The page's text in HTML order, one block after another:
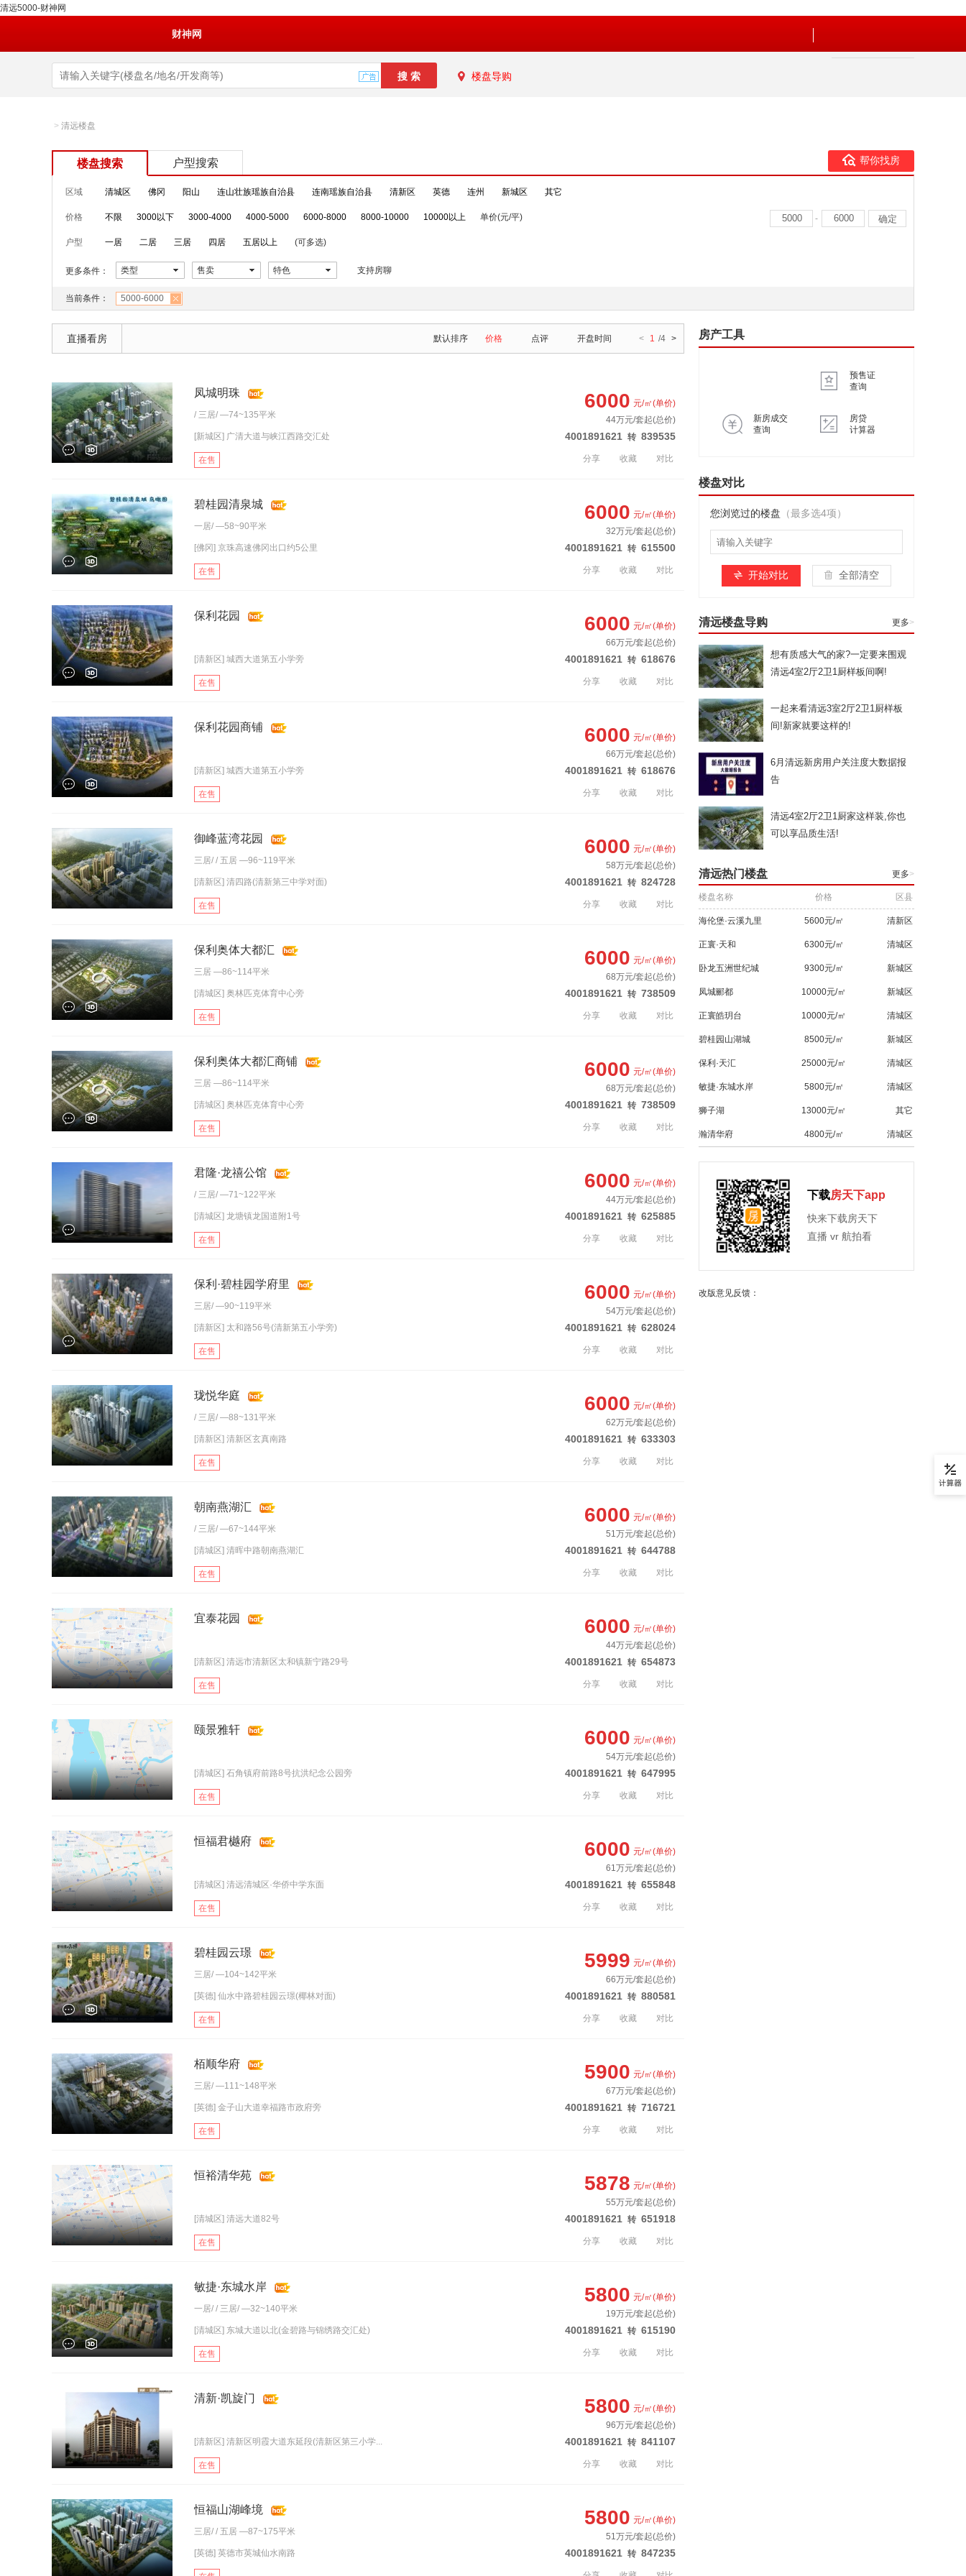
清远5000-财神网
财神网
楼盘导购
> 清远楼盘
楼盘搜索 户型搜索 帮你找房
区域 清城区 佛冈 阳山 连山壮族瑶族自治县 连南瑶族自治县 清新区 英德 连州 新城区 其它
价格 不限 3000以下 3000-4000 4000-5000 6000-8000 8000-10000 10000以上 单价(元/平) -
户型 一居 二居 三居 四居 五居以上 (可多选)
更多条件： 类型 售卖 特色 支持房聊
当前条件： 5000-6000
直播看房 默认排序 价格 点评 开盘时间 < 1 /4 >
凤城明珠
/ 三居/ —74~135平米
[新城区] 广清大道与峡江西路交汇处 4001891621 转 839535
在售
6000 元/㎡(单价)
44万元/套起(总价)
分享 收藏 对比
碧桂园清泉城
一居/ —58~90平米
[佛冈] 京珠高速佛冈出口约5公里 4001891621 转 615500
在售
6000 元/㎡(单价)
32万元/套起(总价)
分享 收藏 对比
保利花园
[清新区] 城西大道第五小学旁 4001891621 转 618676
在售
6000 元/㎡(单价)
66万元/套起(总价)
分享 收藏 对比
保利花园商铺
[清新区] 城西大道第五小学旁 4001891621 转 618676
在售
6000 元/㎡(单价)
66万元/套起(总价)
分享 收藏 对比
御峰蓝湾花园
三居/ / 五居 —96~119平米
[清新区] 清四路(清新第三中学对面) 4001891621 转 824728
在售
6000 元/㎡(单价)
58万元/套起(总价)
分享 收藏 对比
保利奥体大都汇
三居 —86~114平米
[清城区] 奥林匹克体育中心旁 4001891621 转 738509
在售
6000 元/㎡(单价)
68万元/套起(总价)
分享 收藏 对比
保利奥体大都汇商铺
三居 —86~114平米
[清城区] 奥林匹克体育中心旁 4001891621 转 738509
在售
6000 元/㎡(单价)
68万元/套起(总价)
分享 收藏 对比
君隆·龙禧公馆
/ 三居/ —71~122平米
[清城区] 龙塘镇龙国道附1号 4001891621 转 625885
在售
6000 元/㎡(单价)
44万元/套起(总价)
分享 收藏 对比
保利·碧桂园学府里
三居/ —90~119平米
[清新区] 太和路56号(清新第五小学旁) 4001891621 转 628024
在售
6000 元/㎡(单价)
54万元/套起(总价)
分享 收藏 对比
珑悦华庭
/ 三居/ —88~131平米
[清新区] 清新区玄真南路 4001891621 转 633303
在售
6000 元/㎡(单价)
62万元/套起(总价)
分享 收藏 对比
朝南燕湖汇
/ 三居/ —67~144平米
[清城区] 清晖中路朝南燕湖汇 4001891621 转 644788
在售
6000 元/㎡(单价)
51万元/套起(总价)
分享 收藏 对比
宜泰花园
[清新区] 清远市清新区太和镇新宁路29号 4001891621 转 654873
在售
6000 元/㎡(单价)
44万元/套起(总价)
分享 收藏 对比
颐景雅轩
[清城区] 石角镇府前路8号抗洪纪念公园旁 4001891621 转 647995
在售
6000 元/㎡(单价)
54万元/套起(总价)
分享 收藏 对比
恒福君樾府
[清城区] 清远清城区·华侨中学东面 4001891621 转 655848
在售
6000 元/㎡(单价)
61万元/套起(总价)
分享 收藏 对比
碧桂园云璟
三居/ —104~142平米
[英德] 仙水中路碧桂园云璟(椰林对面) 4001891621 转 880581
在售
5999 元/㎡(单价)
66万元/套起(总价)
分享 收藏 对比
栢顺华府
三居/ —111~148平米
[英德] 金子山大道幸福路市政府旁 4001891621 转 716721
在售
5900 元/㎡(单价)
67万元/套起(总价)
分享 收藏 对比
恒裕清华苑
[清城区] 清远大道82号 4001891621 转 651918
在售
5878 元/㎡(单价)
55万元/套起(总价)
分享 收藏 对比
敏捷·东城水岸
一居/ / 三居/ —32~140平米
[清城区] 东城大道以北(金碧路与锦绣路交汇处) 4001891621 转 615190
在售
5800 元/㎡(单价)
19万元/套起(总价)
分享 收藏 对比
清新·凯旋门
[清新区] 清新区明霞大道东延段(清新区第三小学... 4001891621 转 841107
在售
5800 元/㎡(单价)
96万元/套起(总价)
分享 收藏 对比
恒福山湖峰境
三居/ / 五居 —87~175平米
[英德] 英德市英城仙水南路 4001891621 转 847235
5800 元/㎡(单价)
51万元/套起(总价)
房产工具
预售证
查询
新房成交
查询
房贷
计算器
楼盘对比
您浏览过的楼盘 （最多选4项）
开始对比 全部清空
清远楼盘导购 更多>
想有质感大气的家?一定要来围观
清远4室2厅2卫1厨样板间啊!
一起来看清远3室2厅2卫1厨样板
间!新家就要这样的!
6月清远新房用户关注度大数据报
告
清远4室2厅2卫1厨家这样装,你也
可以享品质生活!
清远热门楼盘 更多>
楼盘名称 价格 区县
海伦堡·云溪九里 5600元/㎡ 清新区
正寰·天和 6300元/㎡ 清城区
卧龙五洲世纪城 9300元/㎡ 新城区
凤城郦都 10000元/㎡ 新城区
正寰皓玥台 10000元/㎡ 清城区
碧桂园山湖城 8500元/㎡ 新城区
保利·天汇 25000元/㎡ 清城区
敏捷·东城水岸 5800元/㎡ 清城区
狮子湖 13000元/㎡ 其它
瀚清华府 4800元/㎡ 清城区
下载房天下app
快来下载房天下
直播 vr 航拍看
改版意见反馈：